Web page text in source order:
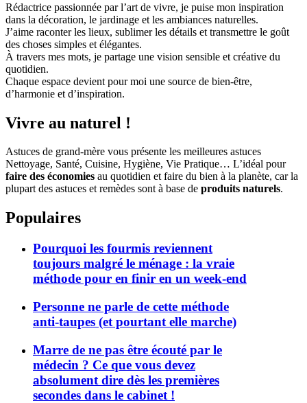
Rédactrice passionnée par l’art de vivre, je puise mon inspiration
dans la décoration, le jardinage et les ambiances naturelles.
J’aime raconter les lieux, sublimer les détails et transmettre le goût
des choses simples et élégantes.
À travers mes mots, je partage une vision sensible et créative du
quotidien.
Chaque espace devient pour moi une source de bien-être,
d’harmonie et d’inspiration.
Vivre au naturel !
Astuces de grand-mère vous présente les meilleures astuces
Nettoyage, Santé, Cuisine, Hygiène, Vie Pratique… L’idéal pour
faire des économies au quotidien et faire du bien à la planète, car la
plupart des astuces et remèdes sont à base de produits naturels.
Populaires
Pourquoi les fourmis reviennent
toujours malgré le ménage : la vraie
méthode pour en finir en un week-end
Personne ne parle de cette méthode
anti-taupes (et pourtant elle marche)
Marre de ne pas être écouté par le
médecin ? Ce que vous devez
absolument dire dès les premières
secondes dans le cabinet !